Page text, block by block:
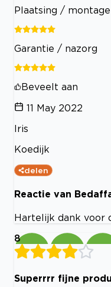
Plaatsing /
Garantie / nazorg
Beveelt aan
11 May 2022
Iris
Koedijk
delen
Reactie van
Hartelijk dank voor
8
Superrrr fijne